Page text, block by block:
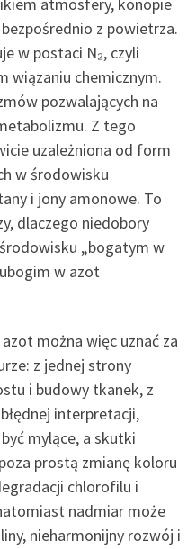
atmosfery, konopie
z powietrza.
w postaci N₂, czyli
wiązaniu chemicznym.
pozwalających na
Z tego
uzależniona od form
w środowisku
i jony amonowe. To
dlaczego niedobory
„bogatym w
w azot
można więc uznać za
z jednej strony
i budowy tkanek, z
interpretacji,
mylące, a skutki
prostą zmianę koloru
chlorofilu i
nadmiar może
nieharmonijny rozwój i